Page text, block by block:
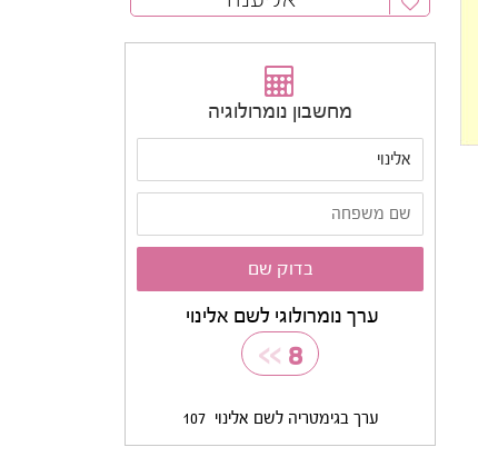
מחשבון נומרולוגיה
ערך נומרולוגי לשם אלינוי
8
>>
ערך בגימטריה לשם אלינוי 107